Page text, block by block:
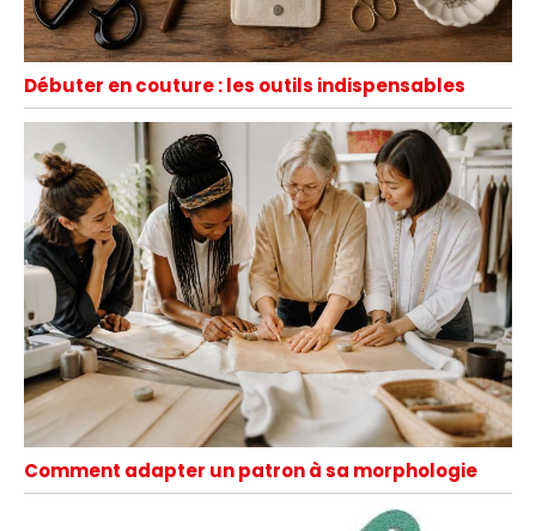
Débuter en couture : les outils indispensables
Comment adapter un patron à sa morphologie